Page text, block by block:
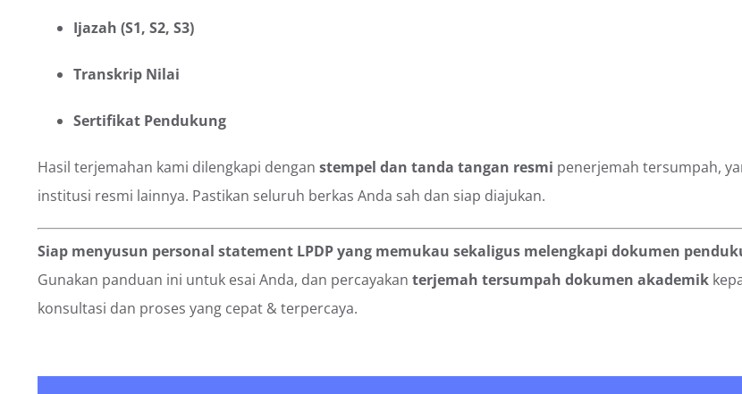
Ijazah (S1, S2, S3)
Transkrip Nilai
Sertifikat Pendukung
Hasil terjemahan kami dilengkapi dengan stempel dan tanda tangan resmi penerjemah tersumpah,
institusi resmi lainnya. Pastikan seluruh berkas Anda sah dan siap diajukan.
Siap menyusun personal statement LPDP yang memukau sekaligus melengkapi dokumen
Gunakan panduan ini untuk esai Anda, dan percayakan terjemah tersumpah dokumen akademik
konsultasi dan proses yang cepat & terpercaya.